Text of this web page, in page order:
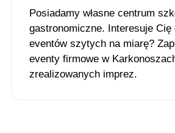
Posiadamy własne centrum
gastronomiczne. Interesuje Cię
eventów szytych na miarę?
eventy firmowe w
zrealizowanych imprez.